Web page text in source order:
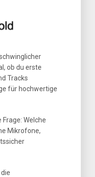
ob du erste
Tracks
für hochwertige
Welche
Mikrofone,